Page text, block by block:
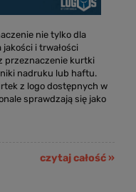
nie tylko dla
i trwałości
przeznaczenie kurtki
nadruku lub haftu.
z logo dostępnych w
sprawdzają się jako
czytaj całość »